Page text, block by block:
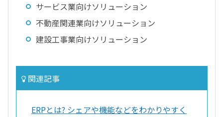
サービス業向けソリューション
不動産関連業向けソリューション
建設工事業向けソリューション
関連記事
ERPとは? シェアや機能などをわかりやすく